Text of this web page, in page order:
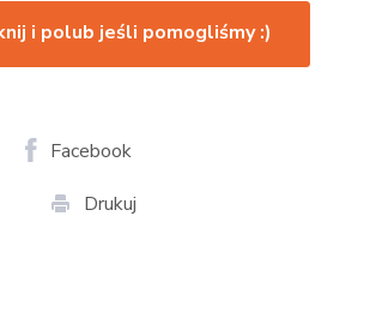
i polub jeśli pomogliśmy :)
Facebook
Drukuj